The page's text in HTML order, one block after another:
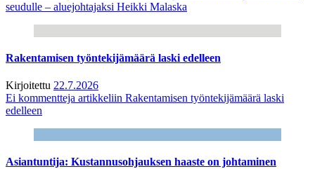
seudulle – aluejohtajaksi Heikki Malaska
Rakentamisen työntekijämäärä laski edelleen
Kirjoitettu 22.7.2026
Ei kommentteja artikkeliin Rakentamisen työntekijämäärä laski
edelleen
Asiantuntija: Kustannusohjauksen haaste on johtaminen